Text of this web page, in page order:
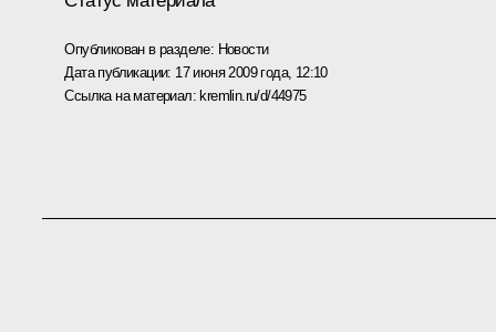
Опубликован в разделе: Новости
Дата публикации: 17 июня 2009 года, 12:10
Ссылка на материал:kremlin.ru/d/44975